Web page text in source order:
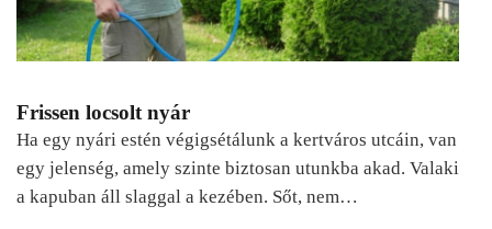
Frissen locsolt nyár
Ha egy nyári estén végigsétálunk a kertváros utcáin, van
egy jelenség, amely szinte biztosan utunkba akad. Valaki
a kapuban áll slaggal a kezében. Sőt, nem…